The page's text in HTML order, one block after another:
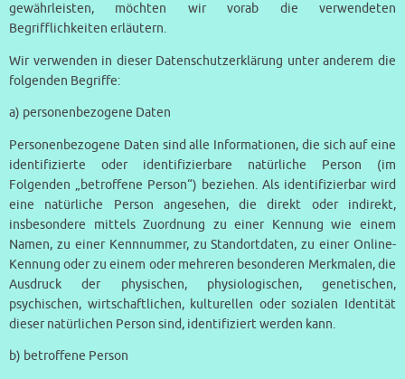
gewährleisten, möchten wir vorab die verwendeten
Begrifflichkeiten erläutern.
Wir verwenden in dieser Datenschutzerklärung unter anderem die
folgenden Begriffe:
a) personenbezogene Daten
Personenbezogene Daten sind alle Informationen, die sich auf eine
identifizierte oder identifizierbare natürliche Person (im
Folgenden „betroffene Person“) beziehen. Als identifizierbar wird
eine natürliche Person angesehen, die direkt oder indirekt,
insbesondere mittels Zuordnung zu einer Kennung wie einem
Namen, zu einer Kennnummer, zu Standortdaten, zu einer Online-
Kennung oder zu einem oder mehreren besonderen Merkmalen, die
Ausdruck der physischen, physiologischen, genetischen,
psychischen, wirtschaftlichen, kulturellen oder sozialen Identität
dieser natürlichen Person sind, identifiziert werden kann.
b) betroffene Person